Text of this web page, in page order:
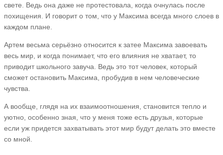
свете. Ведь она даже не протестовала, когда очнулась после
похищения. И говорит о том, что у Максима всегда много слоев в
каждом плане.
Артем весьма серьёзно относится к затее Максима завоевать
весь мир, и когда понимает, что его влияния не хватает, то
приводит школьного завуча. Ведь это тот человек, который
сможет остановить Максима, пробудив в нем человеческие
чувства.
А вообще, глядя на их взаимоотношения, становится тепло и
уютно, особенно зная, что у меня тоже есть друзья, которые
если уж придется захватывать этот мир будут делать это вместе
со мной.